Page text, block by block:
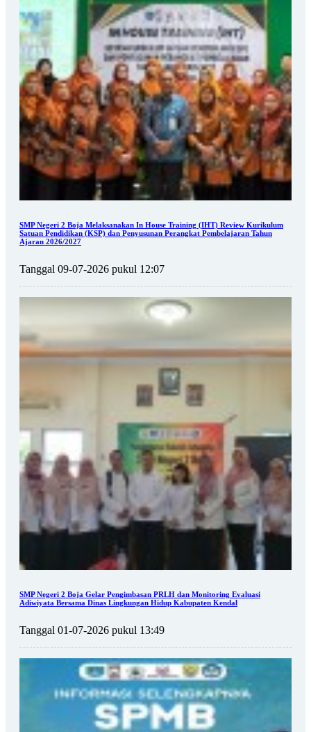
SMP Negeri 2 Boja Melaksanakan In House Training (IHT) Review Kurikulum
Satuan Pendidikan (KSP) dan Penyusunan Perangkat Pembelajaran Tahun
Ajaran 2026/2027
Tanggal 09-07-2026 pukul 12:07
SMP Negeri 2 Boja Gelar Pengimbasan PRLH dan Monitoring Evaluasi
Adiwiyata Bersama Dinas Lingkungan Hidup Kabupaten Kendal
Tanggal 01-07-2026 pukul 13:49